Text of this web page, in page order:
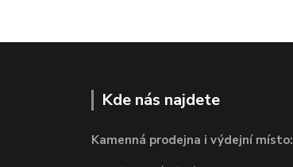
Kde nás najdete
Kamenná prodejna i výdejní místo: